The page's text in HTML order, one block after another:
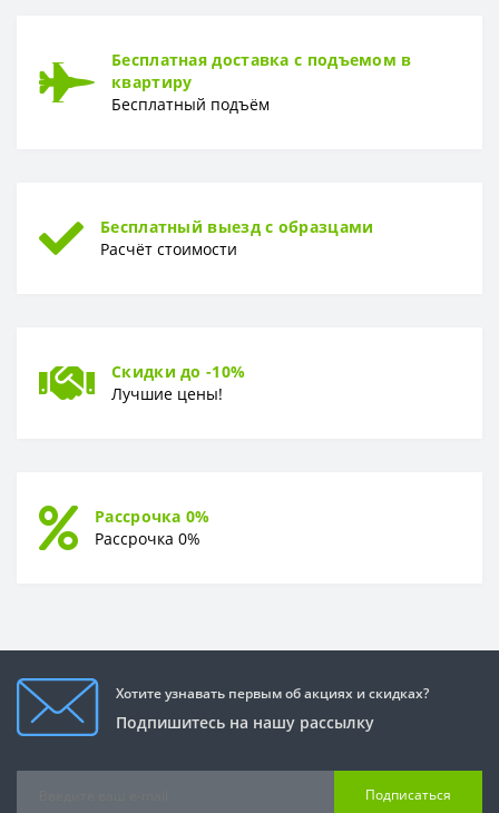
Бесплатная доставка с подъемом в
квартиру
Бесплатный подъём
Бесплатный выезд с образцами
Расчёт стоимости
Скидки до -10%
Лучшие цены!
Рассрочка 0%
Рассрочка 0%
Хотите узнавать первым об акциях и скидках?
Подпишитесь на нашу рассылку
Подписаться